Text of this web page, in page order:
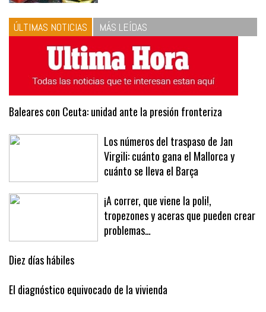
ÚLTIMAS NOTICIAS MÁS LEÍDAS
Baleares con Ceuta: unidad ante la presión fronteriza
Los números del traspaso de Jan
Virgili: cuánto gana el Mallorca y
cuánto se lleva el Barça
¡A correr, que viene la poli!,
tropezones y aceras que pueden crear
problemas…
Diez días hábiles
El diagnóstico equivocado de la vivienda